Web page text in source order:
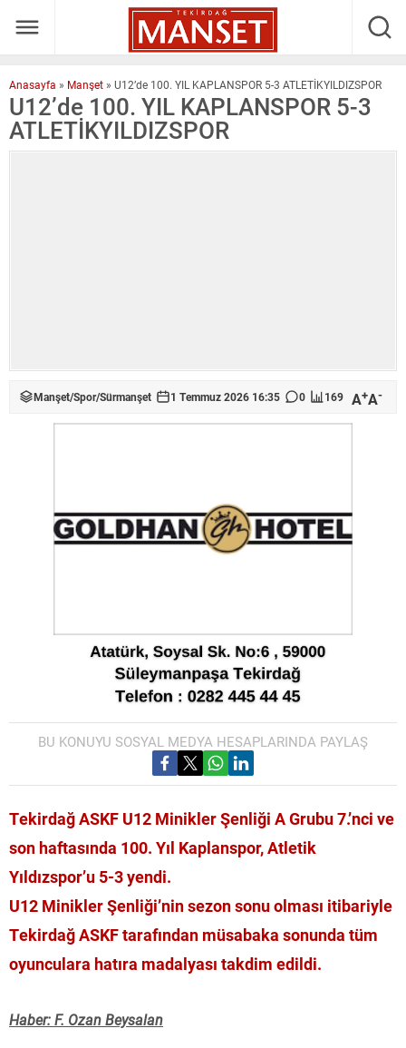
Anasayfa » Manşet» U12’de 100. YIL KAPLANSPOR 5-3 ATLETİKYILDIZSPOR
U12’de 100. YIL KAPLANSPOR 5-3
ATLETİKYILDIZSPOR
Manşet/Spor/Sürmanşet 1 Temmuz 2026 16:35 0 169 A+A-
BU KONUYU SOSYAL MEDYA HESAPLARINDA PAYLAŞ
Tekirdağ ASKF U12 Minikler Şenliği A Grubu 7.’nci ve
son haftasında 100. Yıl Kaplanspor, Atletik
Yıldızspor’u 5-3 yendi.
U12 Minikler Şenliği’nin sezon sonu olması itibariyle
Tekirdağ ASKF tarafından müsabaka sonunda tüm
oyunculara hatıra madalyası takdim edildi.
Haber: F. Ozan Beysalan